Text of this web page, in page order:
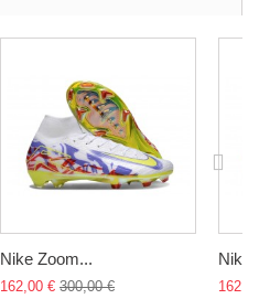
Nike Zoom...
162,00 € 300,00 €
Nike